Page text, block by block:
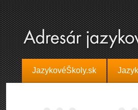
JazykovéŠkoly.sk